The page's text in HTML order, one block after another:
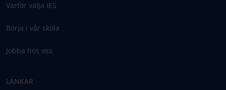
Varför välja IES
Börja i vår skola
Jobba hos oss
LÄNKAR